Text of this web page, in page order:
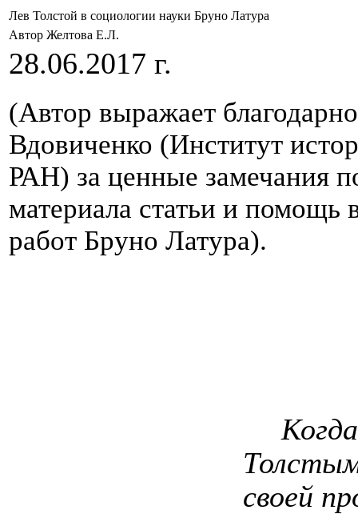
Лев Толстой в социологии науки Бруно Латура
Автор Желтова Е.Л.
28.06.2017 г.
(Автор выражает
Вдовиченко (Институт
РАН) за ценные замечания
материала статьи и помощь
работ Бруно Латура).
своей